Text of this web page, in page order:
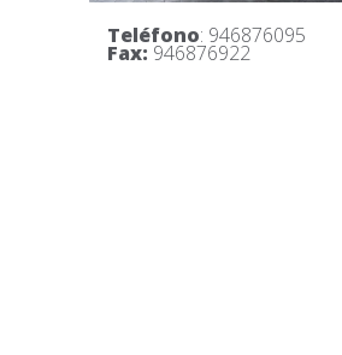
Teléfono: 946876095
Fax: 946876922